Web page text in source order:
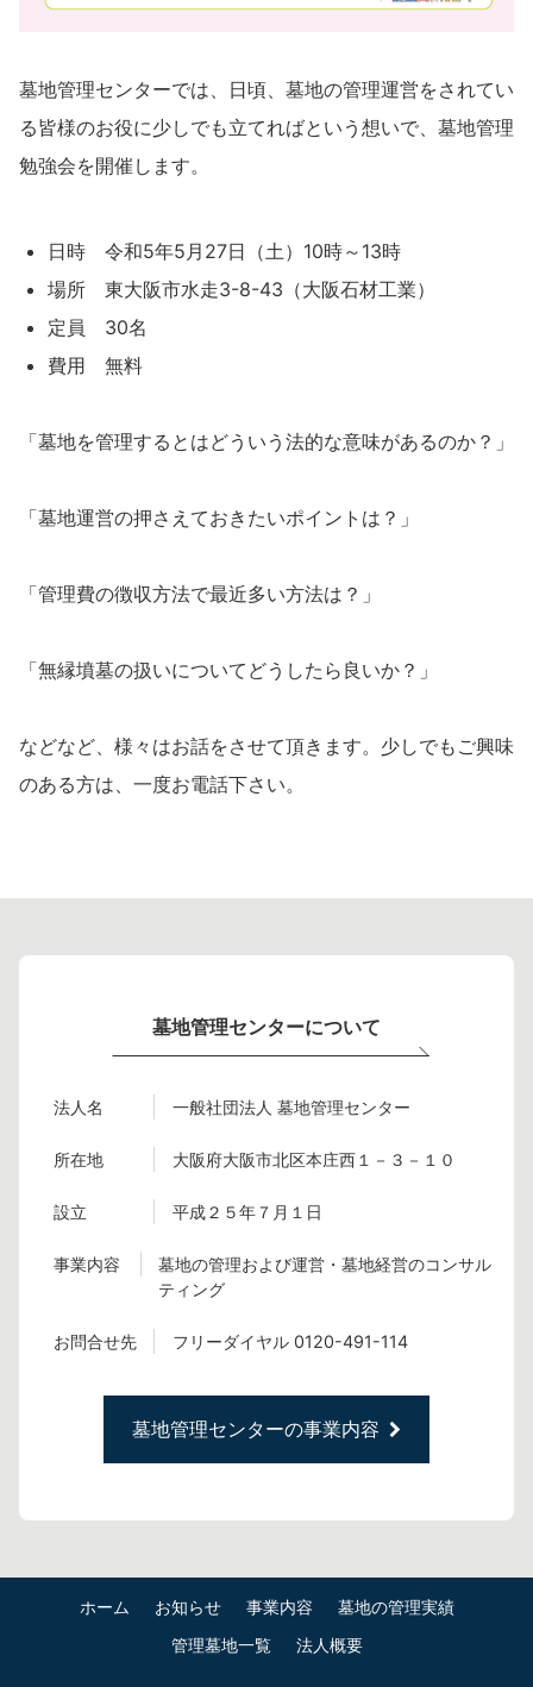
墓地管理センターでは、日頃、墓地の管理運営をされてい
る皆様のお役に少しでも立てればという想いで、墓地管理
勉強会を開催します。
日時 令和5年5月27日（土）10時～13時
場所 東大阪市水走3-8-43（大阪石材工業）
定員 30名
費用 無料
「墓地を管理するとはどういう法的な意味があるのか？」
「墓地運営の押さえておきたいポイントは？」
「管理費の徴収方法で最近多い方法は？」
「無縁墳墓の扱いについてどうしたら良いか？」
などなど、様々はお話をさせて頂きます。少しでもご興味
のある方は、一度お電話下さい。
墓地管理センターについて
法人名 一般社団法人 墓地管理センター
所在地 大阪府大阪市北区本庄西１－３－１０
設立 平成２５年７月１日
事業内容
墓地の管理および運営・墓地経営のコンサル
ティング
お問合せ先 フリーダイヤル 0120-491-114
墓地管理センターの事業内容
ホーム お知らせ 事業内容
墓地の管理実績
管理墓地一覧
法人概要